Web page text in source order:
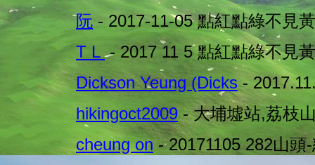
阮 - 2017-11-05 點紅點綠不見黃
T L- 2017 11 5 點紅點綠不見黃
Dickson Yeung (Dicks-
hikingoct2009 - 大埔墟站,荔枝
cheung on- 20171105 282山